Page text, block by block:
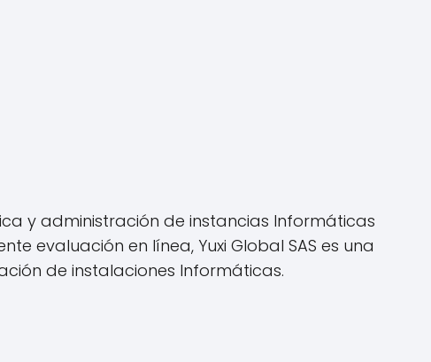
y administración de instancias Informáticas
evaluación en línea, Yuxi Global SAS es una
de instalaciones Informáticas.